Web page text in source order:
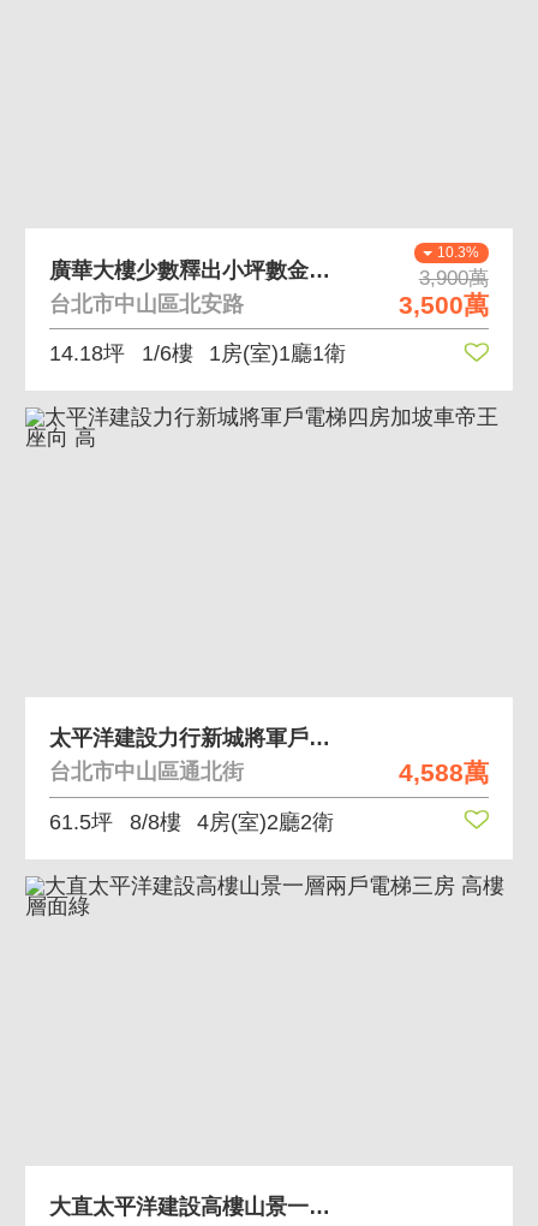
10.3%
3,900萬
3,500萬
廣華大樓少數釋出小坪數金店面收租置產首選 臨北安路
台北市中山區北安路
14.18坪 1/6樓 1房(室)1廳1衛
4,588萬
太平洋建設力行新城將軍戶電梯四房加坡車帝王座向 高
台北市中山區通北街
61.5坪 8/8樓 4房(室)2廳2衛
大直太平洋建設高樓山景一層兩戶電梯三房 高樓層面綠